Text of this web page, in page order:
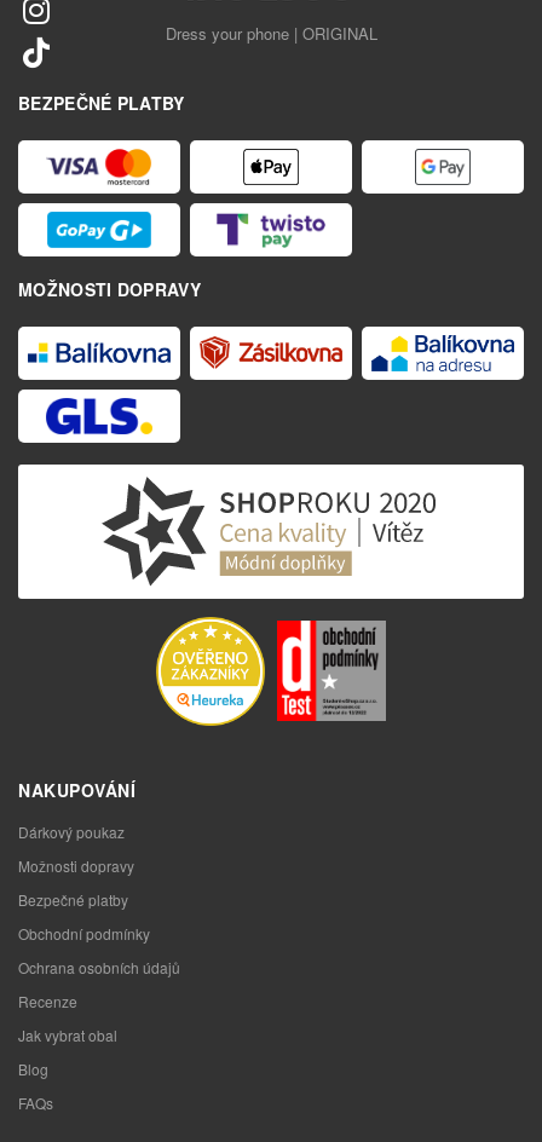
Dress your phone | ORIGINAL
BEZPEČNÉ PLATBY
MOŽNOSTI DOPRAVY
NAKUPOVÁNÍ
Dárkový poukaz
Možnosti dopravy
Bezpečné platby
Obchodní podmínky
Ochrana osobních údajů
Recenze
Jak vybrat obal
Blog
FAQs